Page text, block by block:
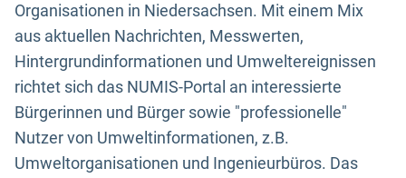
Organisationen in Niedersachsen. Mit einem Mix
aus aktuellen Nachrichten, Messwerten,
Hintergrundinformationen und Umweltereignissen
richtet sich das NUMIS-Portal an interessierte
Bürgerinnen und Bürger sowie "professionelle"
Nutzer von Umweltinformationen, z.B.
Umweltorganisationen und Ingenieurbüros. Das